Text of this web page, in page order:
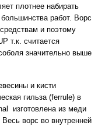
плотнее набирать
работ. Ворс
и поэтому
т.к. считается
значительно выше
и кисти
гильза (ferrule) в
изготовлена из меди
ворс во внутренней